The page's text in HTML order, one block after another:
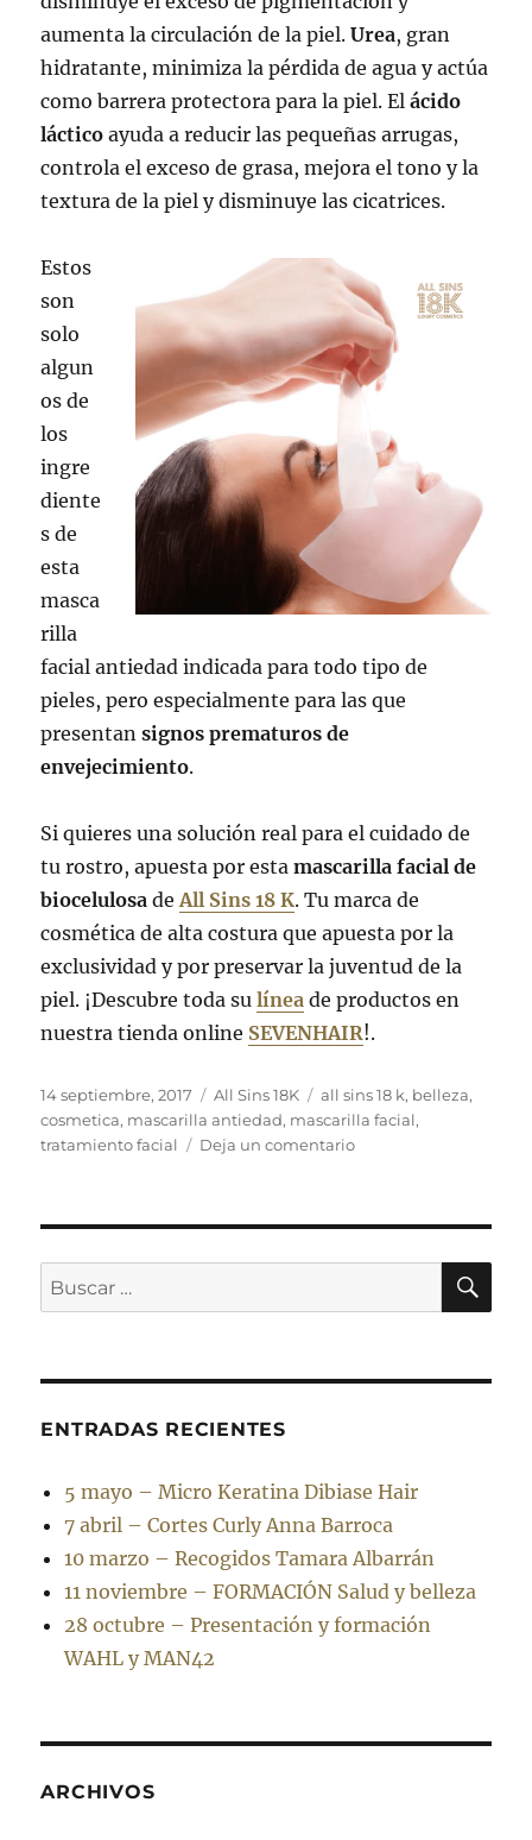
aumenta la circulación de la piel.Urea, gran
hidratante, minimiza la pérdida de agua y actúa
como barrera protectora para la piel. Elácido
láctico ayuda a reducir las pequeñas arrugas,
controla el exceso de grasa, mejora el tono y la
textura de la piel y disminuye las cicatrices.
Estos
son
solo
algun
os de
los
ingre
diente
s de
esta
masca
rilla
facial antiedad indicada para todo tipo de
pieles, pero especialmente para las que
presentansignos prematuros de
envejecimiento.
Si quieres una solución real para el cuidado de
tu rostro, apuesta por estamascarilla facial de
biocelulosa deAll Sins 18 K. Tu marca de
cosmética de alta costura que apuesta por la
exclusividad y por preservar la juventud de la
piel. ¡Descubre toda sulínea de productos en
nuestra tienda online SEVENHAIR!.
Publicado
el
14 septiembre, 2017 Categorías
All Sins 18K Etiquetas
all sins 18 k, belleza,
cosmetica, mascarilla antiedad, mascarilla facial,
tratamiento facial
Deja un comentarioen
antiedad
All
Buscar
por:
ENTRADAS RECIENTES
5 mayo – Micro Keratina Dibiase Hair
7 abril – Cortes Curly Anna Barroca
10 marzo – Recogidos Tamara Albarrán
11 noviembre – FORMACIÓN Salud y belleza
28 octubre – Presentación y formación
WAHL y MAN42
ARCHIVOS